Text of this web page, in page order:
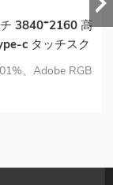
3840*2160 高
c タッチスク
ラップトップ ポ
、Adobe RGB
デュアルフル機能